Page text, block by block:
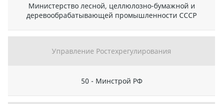
Министерство лесной, целлюлозно-бумажной и
деревообрабатывающей промышленности СССР
Управление Ростехрегулирования
50 - Минстрой РФ